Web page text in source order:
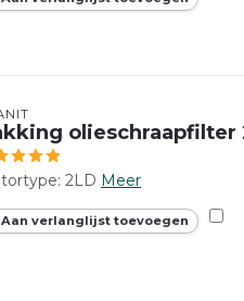
olieschraapfilter
2LD Meer
Aan verlanglijst toevoegen